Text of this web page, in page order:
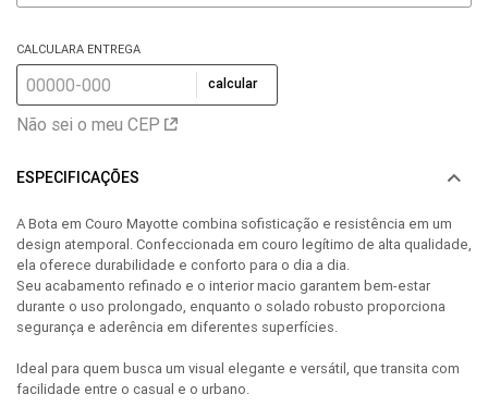
CALCULARA ENTREGA
calcular
Não sei o meu CEP
ESPECIFICAÇÕES
A Bota em Couro Mayotte combina sofisticação e resistência em um
design atemporal. Confeccionada em couro legítimo de alta qualidade,
ela oferece durabilidade e conforto para o dia a dia.
Seu acabamento refinado e o interior macio garantem bem-estar
durante o uso prolongado, enquanto o solado robusto proporciona
segurança e aderência em diferentes superfícies.
Ideal para quem busca um visual elegante e versátil, que transita com
facilidade entre o casual e o urbano.